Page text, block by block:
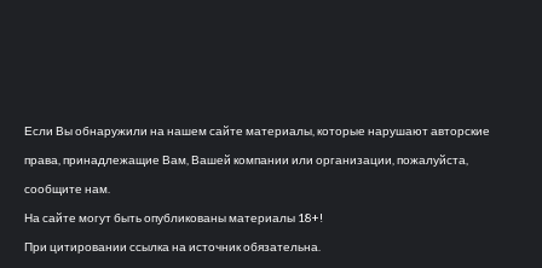
Если Вы обнаружили на нашем сайте материалы, которые нарушают авторские
права, принадлежащие Вам, Вашей компании или организации, пожалуйста,
сообщите нам.
На сайте могут быть опубликованы материалы 18+!
При цитировании ссылка на источник обязательна.